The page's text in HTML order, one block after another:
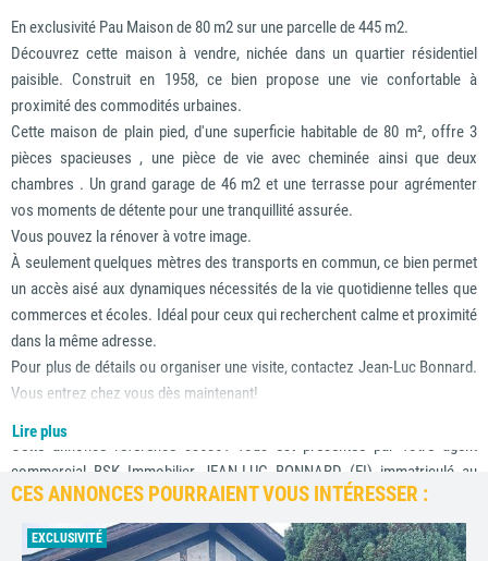
En exclusivité Pau Maison de 80 m2 sur une parcelle de 445 m2.
Découvrez cette maison à vendre, nichée dans un quartier résidentiel
paisible. Construit en 1958, ce bien propose une vie confortable à
proximité des commodités urbaines.
Cette maison de plain pied, d'une superficie habitable de 80 m², offre 3
pièces spacieuses , une pièce de vie avec cheminée ainsi que deux
chambres . Un grand garage de 46 m2 et une terrasse pour agrémenter
vos moments de détente pour une tranquillité assurée.
Vous pouvez la rénover à votre image.
À seulement quelques mètres des transports en commun, ce bien permet
un accès aisé aux dynamiques nécessités de la vie quotidienne telles que
commerces et écoles. Idéal pour ceux qui recherchent calme et proximité
dans la même adresse.
Pour plus de détails ou organiser une visite, contactez Jean-Luc Bonnard.
Vous entrez chez vous dès maintenant!
Cette annonce référence 336361 vous est présentée par votre agent
commercial BSK Immobilier JEAN-LUC BONNARD (EI) immatriculé au
RSAC de PAU (64000) sous le numéro 88774380500020.
Prix du bien : 204 900,00 €
Lire plus
CES ANNONCES POURRAIENT VOUS INTÉRESSER :
EXCLUSIVITÉ